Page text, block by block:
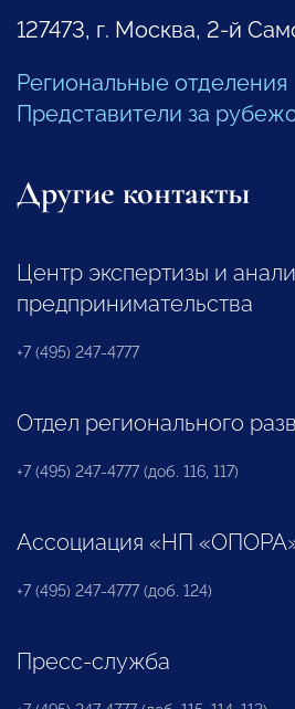
127473, г. Москва, 2-й
Региональные отделения
Представители за
Другие контакты
Центр экспертизы и
предпринимательства
+7 (495) 247-4777
Отдел регионального
+7 (495) 247-4777 (доб. 116, 117)
Ассоциация «НП
+7 (495) 247-4777 (доб. 124)
Пресс-служба